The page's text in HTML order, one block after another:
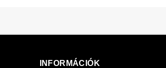
INFORMÁCIÓK